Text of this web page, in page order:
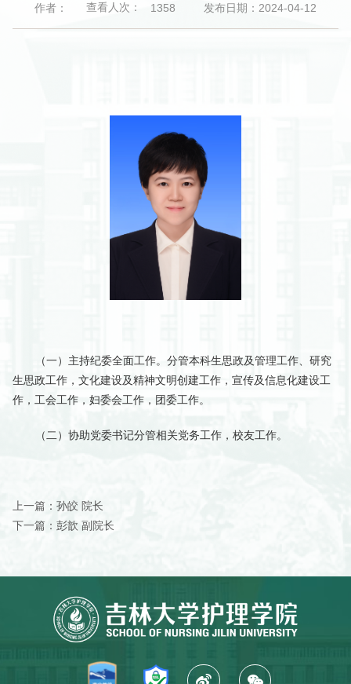
作者： 查看人次： 1358 发布日期：2024-04-12
（一）主持纪委全面工作。分管本科生思政及管理工作、研究
生思政工作，文化建设及精神文明创建工作，宣传及信息化建设工
作，工会工作，妇委会工作，团委工作。
（二）协助党委书记分管相关党务工作，校友工作。
上一篇： 孙皎 院长
下一篇： 彭歆 副院长